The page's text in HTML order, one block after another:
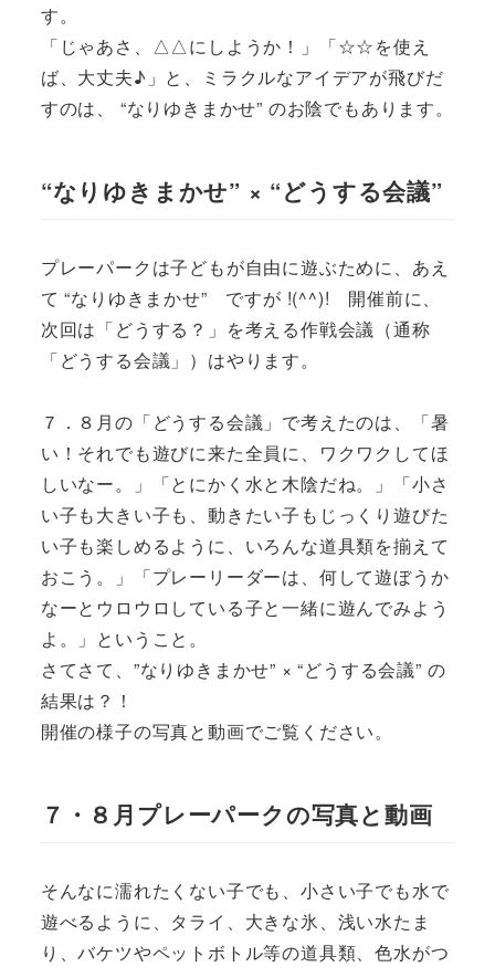
す。
「じゃあさ、△△にしようか！」「☆☆を使え
ば、大丈夫♪」と、ミラクルなアイデアが飛びだ
すのは、 “なりゆきまかせ” のお陰でもあります。
“なりゆきまかせ” × “どうする会議”
プレーパークは子どもが自由に遊ぶために、あえ
て “なりゆきまかせ” ですが !(^^)! 開催前に、
次回は「どうする？」を考える作戦会議（通称
「どうする会議」）はやります。
７．８月の「どうする会議」で考えたのは、「暑
い！それでも遊びに来た全員に、ワクワクしてほ
しいなー。」「とにかく水と木陰だね。」「小さ
い子も大きい子も、動きたい子もじっくり遊びた
い子も楽しめるように、いろんな道具類を揃えて
おこう。」「プレーリーダーは、何して遊ぼうか
なーとウロウロしている子と一緒に遊んでみよう
よ。」ということ。
さてさて、”なりゆきまかせ” × “どうする会議” の
結果は？！
開催の様子の写真と動画でご覧ください。
７・８月プレーパークの写真と動画
そんなに濡れたくない子でも、小さい子でも水で
遊べるように、タライ、大きな氷、浅い水たま
り、バケツやペットボトル等の道具類、色水がつ